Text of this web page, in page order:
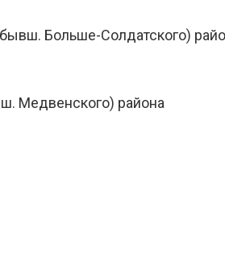
Больше-Солдатского)
Медвенского) района